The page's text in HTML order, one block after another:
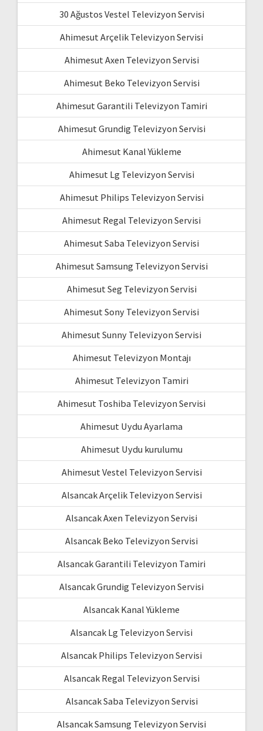
30 Ağustos Vestel Televizyon Servisi
Ahimesut Arçelik Televizyon Servisi
Ahimesut Axen Televizyon Servisi
Ahimesut Beko Televizyon Servisi
Ahimesut Garantili Televizyon Tamiri
Ahimesut Grundig Televizyon Servisi
Ahimesut Kanal Yükleme
Ahimesut Lg Televizyon Servisi
Ahimesut Philips Televizyon Servisi
Ahimesut Regal Televizyon Servisi
Ahimesut Saba Televizyon Servisi
Ahimesut Samsung Televizyon Servisi
Ahimesut Seg Televizyon Servisi
Ahimesut Sony Televizyon Servisi
Ahimesut Sunny Televizyon Servisi
Ahimesut Televizyon Montajı
Ahimesut Televizyon Tamiri
Ahimesut Toshiba Televizyon Servisi
Ahimesut Uydu Ayarlama
Ahimesut Uydu kurulumu
Ahimesut Vestel Televizyon Servisi
Alsancak Arçelik Televizyon Servisi
Alsancak Axen Televizyon Servisi
Alsancak Beko Televizyon Servisi
Alsancak Garantili Televizyon Tamiri
Alsancak Grundig Televizyon Servisi
Alsancak Kanal Yükleme
Alsancak Lg Televizyon Servisi
Alsancak Philips Televizyon Servisi
Alsancak Regal Televizyon Servisi
Alsancak Saba Televizyon Servisi
Alsancak Samsung Televizyon Servisi